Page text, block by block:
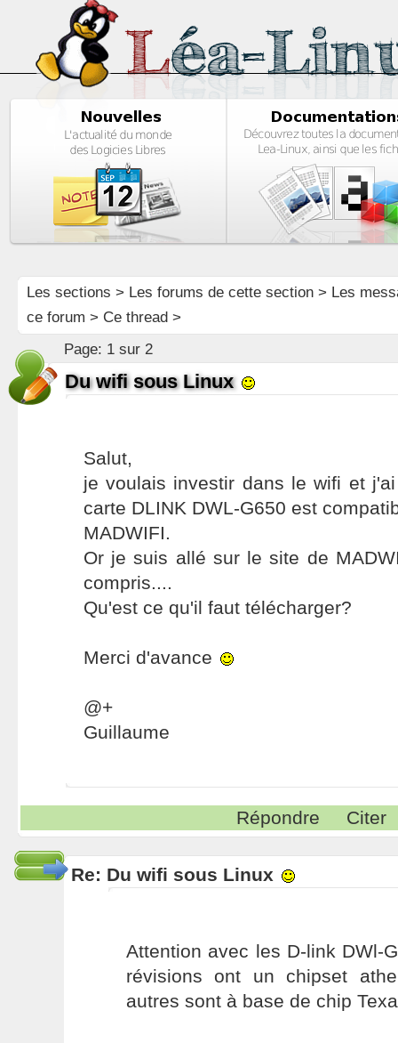
Les sections > Les forums de cette section> Les
ce forum > Ce thread >
Page: 1 sur 2
Du wifi sous Linux
Salut,
je voulais investir dans le wifi et
carte DLINK DWL-G650 est
MADWIFI.
Or je suis allé sur le site de
compris....
Qu'est ce qu'il faut télécharger?
Merci d'avance
@+
Guillaume
Répondre Citer
Re: Du wifi sous Linux
Attention avec les D-link DWl-
révisions ont un chipset
autres sont à base de chip